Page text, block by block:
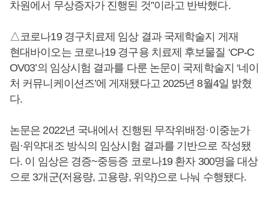
차원에서 무상증자가 진행된 것”이라고 반박했다.
△코로나19 경구치료제 임상 결과 국제학술지 게재
현대바이오는 코로나19 경구용 치료제 후보물질 ‘CP-C
OV03’의 임상시험 결과를 다룬 논문이 국제학술지 ‘네이
처 커뮤니케이션즈’에 게재됐다고 2025년 8월4일 밝혔
다.
논문은 2022년 국내에서 진행된 무작위배정·이중눈가
림·위약대조 방식의 임상시험 결과를 기반으로 작성됐
다. 이 임상은 경증~중등증 코로나19 환자 300명을 대상
으로 3개군(저용량, 고용량, 위약)으로 나눠 수행됐다.